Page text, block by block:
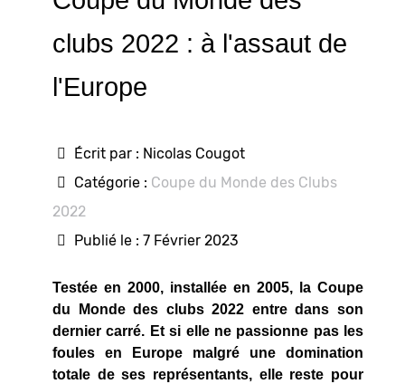
clubs 2022 : à l'assaut de
l'Europe
Écrit par : Nicolas Cougot
Catégorie : Coupe du Monde des Clubs
2022
Publié le : 7 Février 2023
Testée en 2000, installée en 2005, la Coupe
du Monde des clubs 2022 entre dans son
dernier carré. Et si elle ne passionne pas les
foules en Europe malgré une domination
totale de ses représentants, elle reste pour